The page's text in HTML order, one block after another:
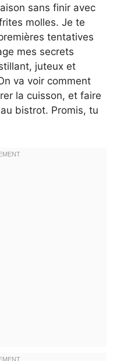
sans finir avec
molles. Je te
tentatives
mes secrets
juteux et
va voir comment
la cuisson, et faire
bistrot. Promis, tu